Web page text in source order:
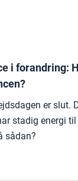
i forandring:
er slut.
stadig energi til
sådan?